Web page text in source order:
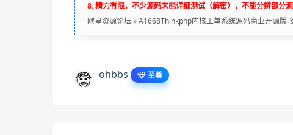
8. 精力有限，不少源码未能详细测试（解密），不能分辨部分
欧皇资源论坛»A1668Thinkphp内核工单系统源码商业开源版
ohbbs 至尊